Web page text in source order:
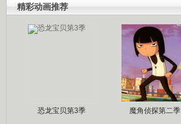
精彩动画推荐
恐龙宝贝第3季 魔角侦探第二季